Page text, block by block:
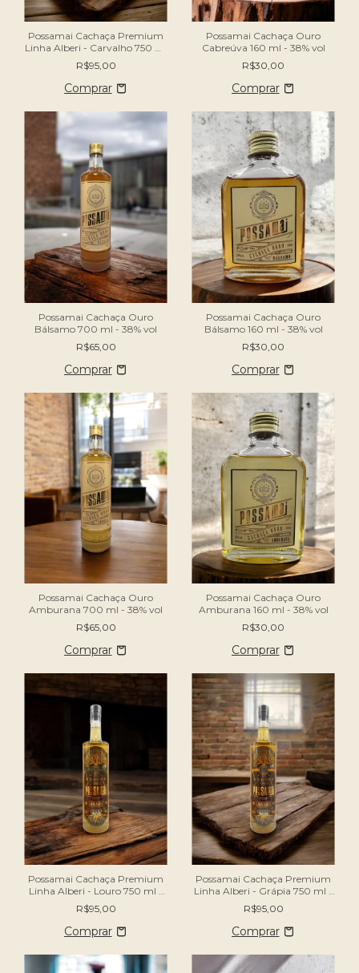
Possamai Cachaça Premium
Linha Alberi - Carvalho 750 ml
- 40% vol
R$95,00
Possamai Cachaça Ouro
Cabreúva 160 ml - 38% vol
R$30,00
Possamai Cachaça Ouro
Bálsamo 700 ml - 38% vol
R$65,00
Possamai Cachaça Ouro
Bálsamo 160 ml - 38% vol
R$30,00
Possamai Cachaça Ouro
Amburana 700 ml - 38% vol
R$65,00
Possamai Cachaça Ouro
Amburana 160 ml - 38% vol
R$30,00
Possamai Cachaça Premium
Linha Alberi - Louro 750 ml -
40% vol
R$95,00
Possamai Cachaça Premium
Linha Alberi - Grápia 750 ml -
40% vol
R$95,00